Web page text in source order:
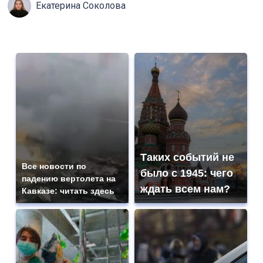
Екатерина Соколова
Все новости по
падению вертолета на
Кавказе: читать здесь
Таких событий не
было с 1945: чего
ждать всем нам?